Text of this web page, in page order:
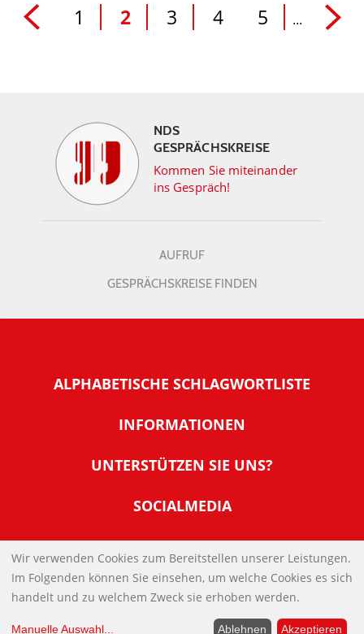
1 2 3 4 5 ...
NDS
GESPRÄCHSKREISE
Kommen Sie miteinander
ins Gespräch!
AUFRUF
GESPRÄCHSKREISE FINDEN
ALPHABETISCHE SCHLAGWORTLISTE
INFORMATIONEN
Warum NachDenkSeiten
Tipps zur Nutzung der NachDenkSeiten
Banner und E-Mail-Signaturen
Links
Kontakt
Impressum
UNTERSTÜTZEN SIE UNS?
Werden Sie Fördermitglied
Spenden Sie Online
SOCIALMEDIA
IMPRESSUM
DATENSCHUTZERKLÄRUNG
Wir verwenden Cookies zum Bereitstellen unserer Leistungen.
Im Folgenden können Sie einsehen, um welche Cookies es sich
handelt und zu welchem Zweck sie erhoben werden.
Manuelle Auswahl... Ablehnen Akzeptieren